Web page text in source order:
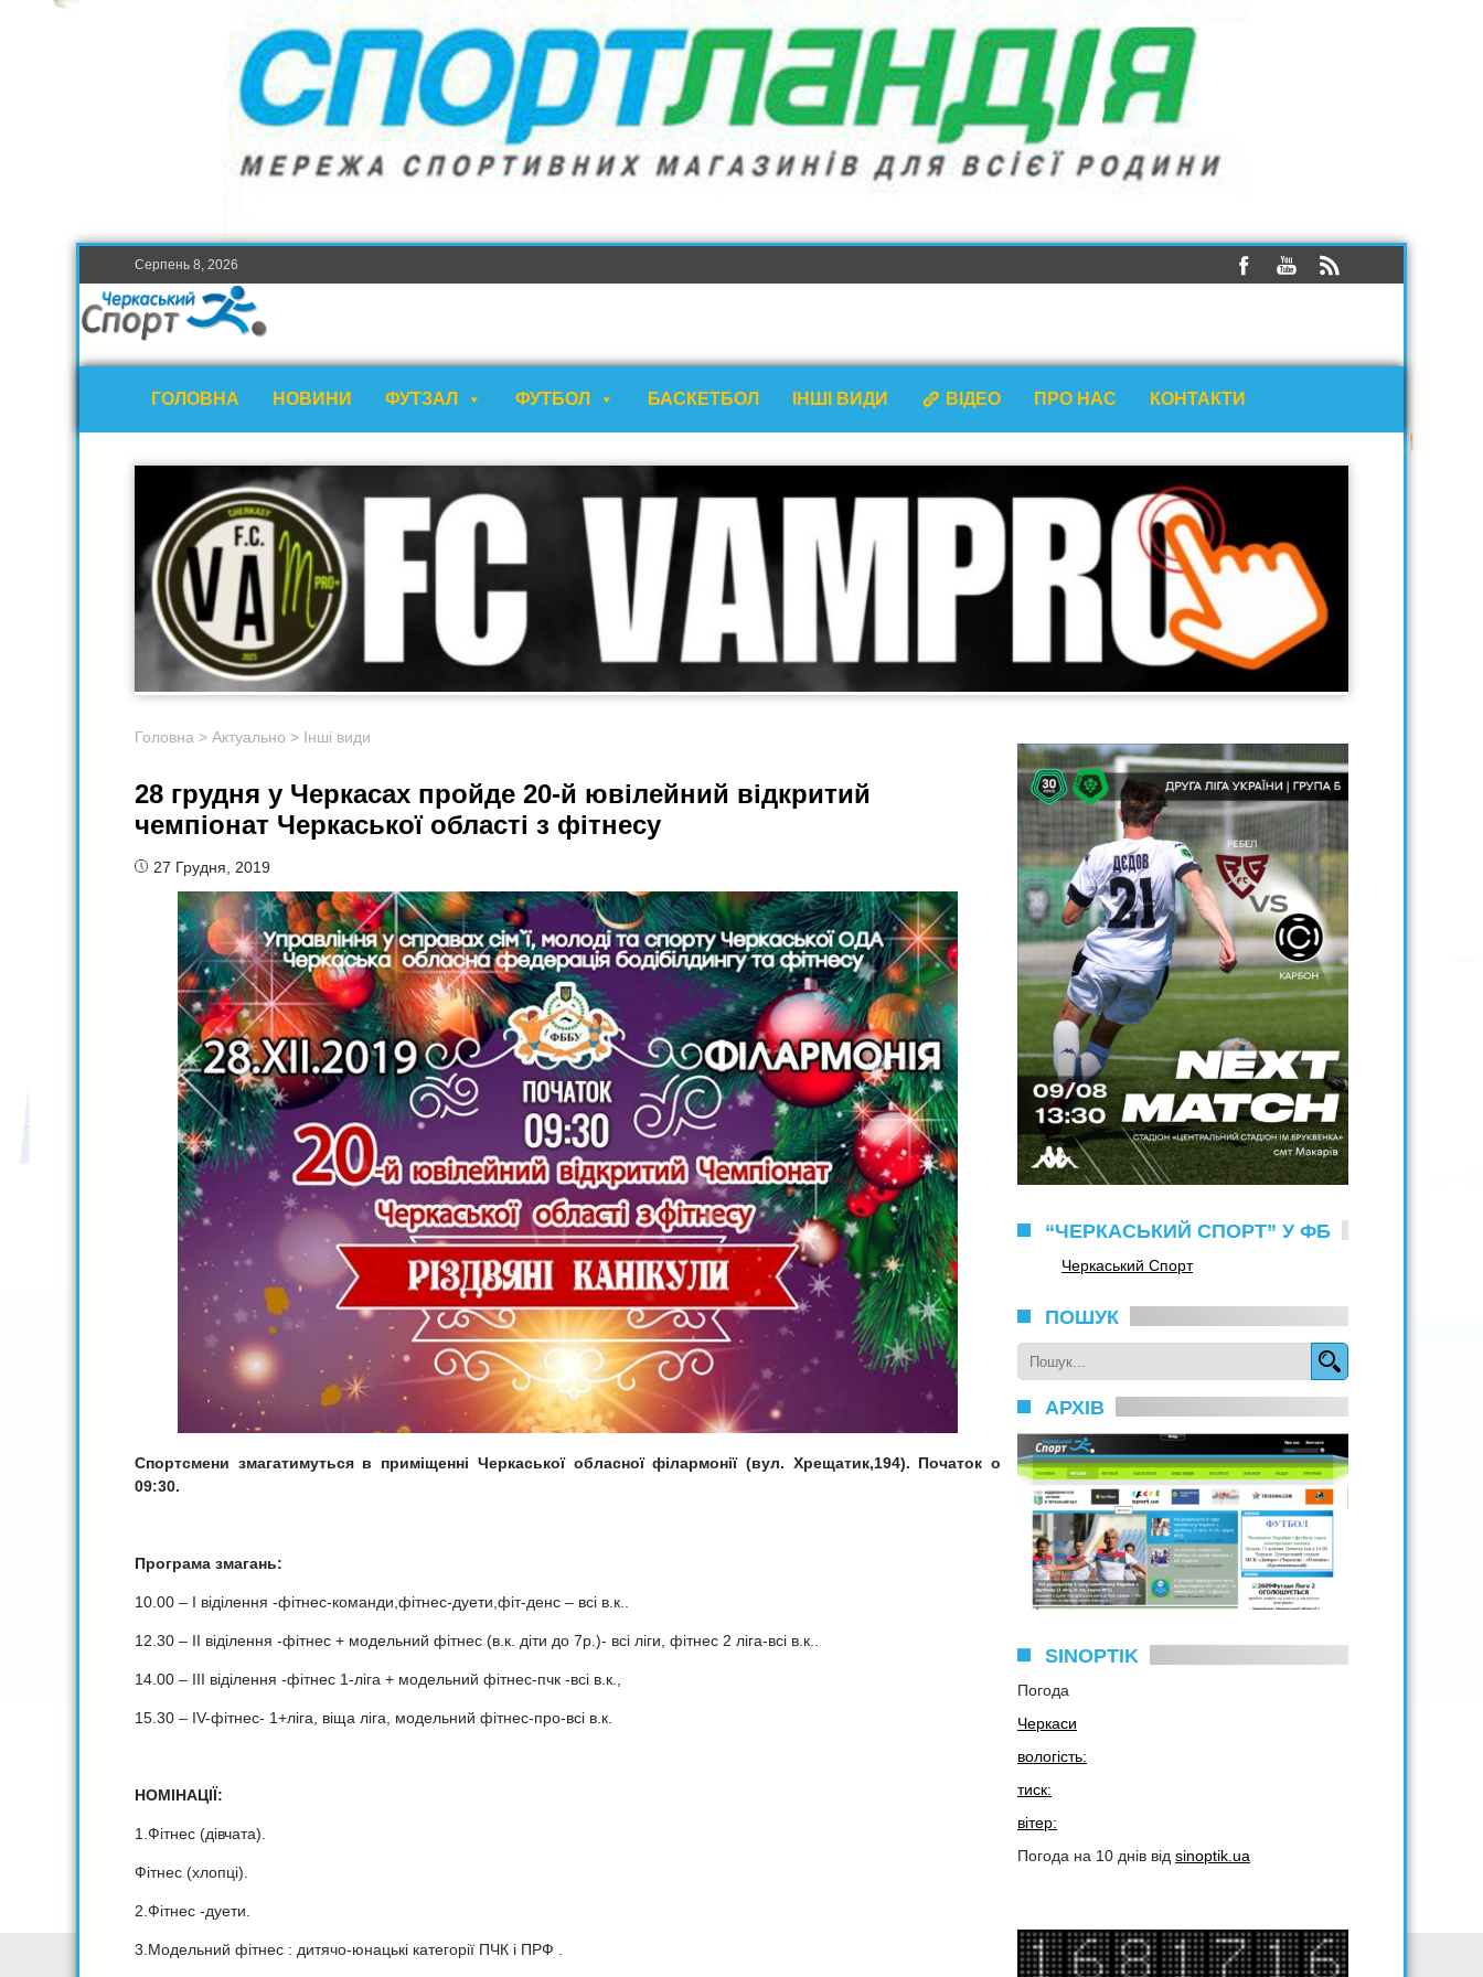
Серпень 8, 2026
ГОЛОВНА НОВИНИ ФУТЗАЛ ФУТБОЛ БАСКЕТБОЛ ІНШІ ВИДИ ВІДЕО ПРО НАС КОНТАКТИ
Головна > Актуально > Інші види
28 грудня у Черкасах пройде 20-й ювілейний відкритий
чемпіонат Черкаської області з фітнесу
27 Грудня, 2019
Спортсмени змагатимуться в приміщенні Черкаської обласної філармонії (вул. Хрещатик,194). Початок о
09:30.
Програма змагань:
10.00 – І вiдiлення -фітнес-команди,фітнес-дуети,фіт-денс – всі в.к..
12.30 – ІІ вiдiлення -фітнес + модельний фітнес (в.к. діти до 7р.)- всі ліги, фітнес 2 ліга-всі в.к..
14.00 – ІІІ вiдiлення -фiтнес 1-ліга + модельний фітнес-пчк -всі в.к.,
15.30 – ІV-фітнес- 1+ліга, віща ліга, модельний фітнес-про-всі в.к.
НОМІНАЦІЇ:
1.Фітнес (дівчата).
Фітнес (хлопці).
2.Фітнес -дуети.
3.Модельний фітнес : дитячо-юнацькі категорії ПЧК і ПРФ .
“ЧЕРКАСЬКИЙ СПОРТ” У ФБ
Черкаський Спорт
ПОШУК
АРХІВ
SINOPTIK
Погода
Черкаси
вологість:
тиск:
вітер:
Погода на 10 днів від sinoptik.ua